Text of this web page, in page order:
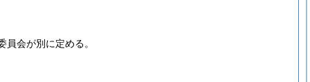
会が別に定める。